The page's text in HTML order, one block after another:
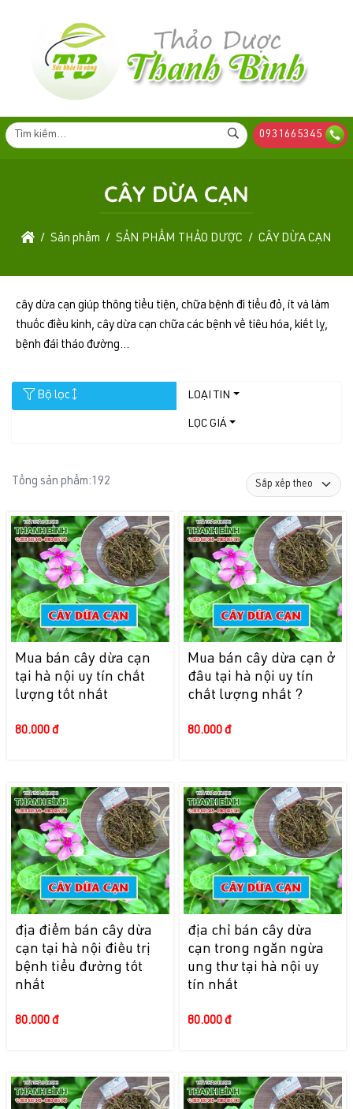
0931665345
CÂY DỪA CẠN
Sản phẩm SẢN PHẨM THẢO DƯỢC CÂY DỪA CẠN
cây dừa cạn giúp thông tiểu tiện, chữa bệnh đi tiểu đỏ, ít và làm
thuốc điều kinh, cây dừa cạn chữa các bệnh về tiêu hóa, kiết lỵ,
bệnh đái tháo đường...
Bộ lọc LOẠI TIN
LỌC GIÁ
Tổng sản phẩm: 192
Mua bán cây dừa cạn
tại hà nội uy tín chất
lượng tốt nhất
80.000 đ
Mua bán cây dừa cạn ở
đâu tại hà nội uy tín
chất lượng nhất ?
80.000 đ
địa điểm bán cây dừa
cạn tại hà nội điều trị
bệnh tiểu đường tốt
nhất
80.000 đ
địa chỉ bán cây dừa
cạn trong ngăn ngừa
ung thư tại hà nội uy
tín nhất
80.000 đ